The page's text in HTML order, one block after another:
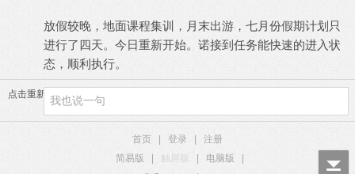
放假较晚，地面课程集训，月末出游，七月份假期计划只
进行了四天。今日重新开始。诺接到任务能快速的进入状
态，顺利执行。
点击重新加载
首页 登录
注册
简易版
触屏版 电脑版